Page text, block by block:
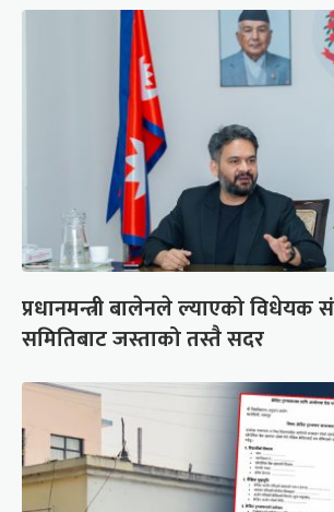
प्रधानमन्त्री बालेनले ल्याएको विधेयक
समितिबाट जस्ताको तस्तै सदर